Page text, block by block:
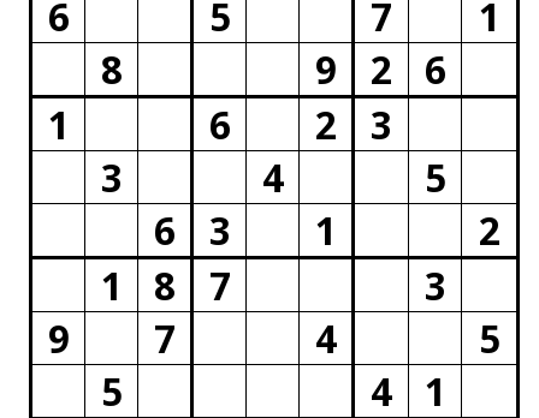
6
5 7
1
8
9 2
6
1
6 2
3
3
4
5
6
3 1
2
1
8 7
3
9
7 4
5
5
4 1